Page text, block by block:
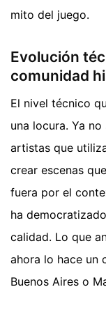
mito del juego.
Evolución
comunidad
El nivel técnico
una locura. Ya
artistas que
crear escenas
fuera por el
ha
calidad. Lo que
ahora lo hace un
Buenos Aires o